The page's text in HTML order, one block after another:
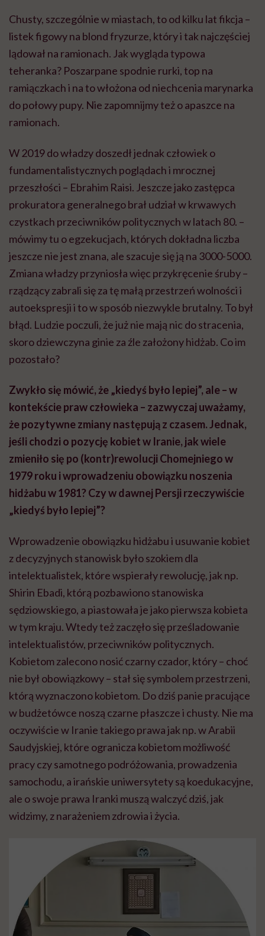
Chusty, szczególnie w miastach, to od kilku lat fikcja –
listek figowy na blond fryzurze, który i tak najczęściej
lądował na ramionach. Jak wygląda typowa
teheranka? Poszarpane spodnie rurki, top na
ramiączkach i na to włożona od niechcenia marynarka
do połowy pupy. Nie zapomnijmy też o apaszce na
ramionach.
W 2019 do władzy doszedł jednak człowiek o
fundamentalistycznych poglądach i mrocznej
przeszłości – Ebrahim Raisi. Jeszcze jako zastępca
prokuratora generalnego brał udział w krwawych
czystkach przeciwników politycznych w latach 80. –
mówimy tu o egzekucjach, których dokładna liczba
jeszcze nie jest znana, ale szacuje się ją na 3000-5000.
Zmiana władzy przyniosła więc przykręcenie śruby –
rządzący zabrali się za tę małą przestrzeń wolności i
autoekspresjii to w sposób niezwykle brutalny. To był
błąd. Ludzie poczuli, że już nie mają nic do stracenia,
skoro dziewczyna ginie za źle założony hidżab. Co im
pozostało?
Zwykło się mówić, że „kiedyś było lepiej”, ale – w
kontekście praw człowieka – zazwyczaj uważamy,
że pozytywne zmiany następują z czasem. Jednak,
jeśli chodzi o pozycję kobiet w Iranie, jak wiele
zmieniło się po (kontr)rewolucji Chomejniegow
1979 roku i wprowadzeniu obowiązku noszenia
hidżabu w 1981? Czy w dawnej Persji rzeczywiście
„kiedyś było lepiej”?
Wprowadzenie obowiązku hidżabu i usuwanie kobiet
z decyzyjnych stanowisk było szokiem dla
intelektualistek, które wspierały rewolucję, jak np.
Shirin Ebadi, którą pozbawiono stanowiska
sędziowskiego, a piastowała je jako pierwsza kobieta
w tym kraju. Wtedy też zaczęło się prześladowanie
intelektualistów, przeciwników politycznych.
Kobietom zalecono nosić czarny czador, który – choć
nie był obowiązkowy – stał się symbolem przestrzeni,
którą wyznaczono kobietom. Do dziś panie pracujące
w budżetówce noszą czarne płaszcze i chusty. Nie ma
oczywiście w Iranie takiego prawa jak np. w Arabii
Saudyjskiej, które ogranicza kobietom możliwość
pracy czy samotnego podróżowania, prowadzenia
samochodu, a irańskie uniwersytety są koedukacyjne,
ale o swoje prawa Iranki muszą walczyć dziś, jak
widzimy, z narażeniem zdrowia i życia.